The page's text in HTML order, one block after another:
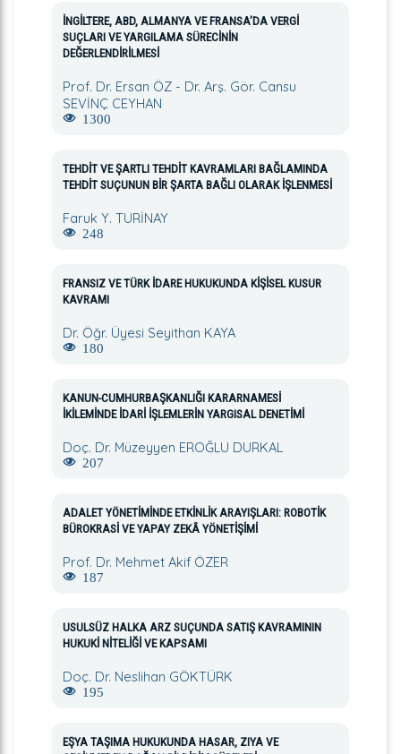
İNGİLTERE, ABD, ALMANYA VE FRANSA’DA VERGİ
SUÇLARI VE YARGILAMA SÜRECİNİN
DEĞERLENDİRİLMESİ
Prof. Dr. Ersan ÖZ - Dr. Arş. Gör. Cansu
SEVİNÇ CEYHAN
1300
TEHDİT VE ŞARTLI TEHDİT KAVRAMLARI BAĞLAMINDA
TEHDİT SUÇUNUN BİR ŞARTA BAĞLI OLARAK İŞLENMESİ
Faruk Y. TURİNAY
248
FRANSIZ VE TÜRK İDARE HUKUKUNDA KİŞİSEL KUSUR
KAVRAMI
Dr. Öğr. Üyesi Seyithan KAYA
180
KANUN-CUMHURBAŞKANLIĞI KARARNAMESİ
İKİLEMİNDE İDARİ İŞLEMLERİN YARGISAL DENETİMİ
Doç. Dr. Müzeyyen EROĞLU DURKAL
207
ADALET YÖNETİMİNDE ETKİNLİK ARAYIŞLARI: ROBOTİK
BÜROKRASİ VE YAPAY ZEKÂ YÖNETİŞİMİ
Prof. Dr. Mehmet Akif ÖZER
187
USULSÜZ HALKA ARZ SUÇUNDA SATIŞ KAVRAMININ
HUKUKİ NİTELİĞİ VE KAPSAMI
Doç. Dr. Neslihan GÖKTÜRK
195
EŞYA TAŞIMA HUKUKUNDA HASAR, ZIYA VE